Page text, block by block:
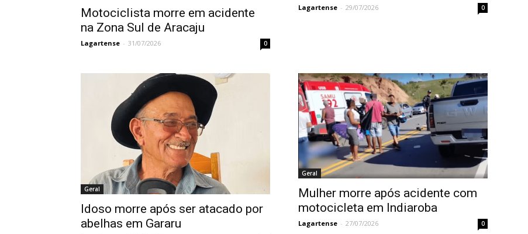
Motociclista morre em acidente
na Zona Sul de Aracaju
Lagartense - 31/07/2026 0
Lagartense - 29/07/2026 0
Geral
Idoso morre após ser atacado por
abelhas em Gararu
Geral
Mulher morre após acidente com
motocicleta em Indiaroba
Lagartense - 27/07/2026 0